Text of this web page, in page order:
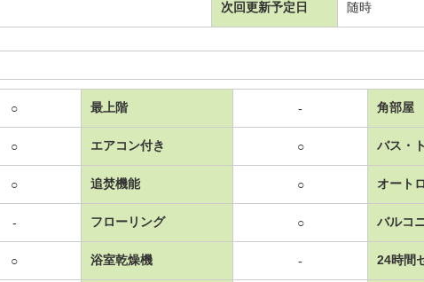
次回更新予定日 随時
○ 最上階 - 角部屋
○ エアコン付き ○ バス・
○ 追焚機能 ○ オート
- フローリング ○ バルコ
○ 浴室乾燥機 - 24時間